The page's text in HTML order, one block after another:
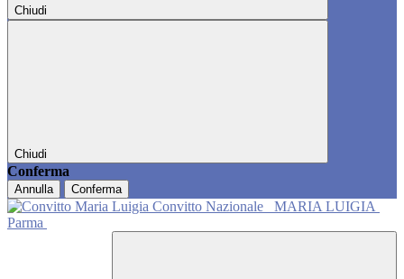
Chiudi
Chiudi
Conferma
Annulla Conferma
Convitto Nazionale
MARIA LUIGIA
Parma